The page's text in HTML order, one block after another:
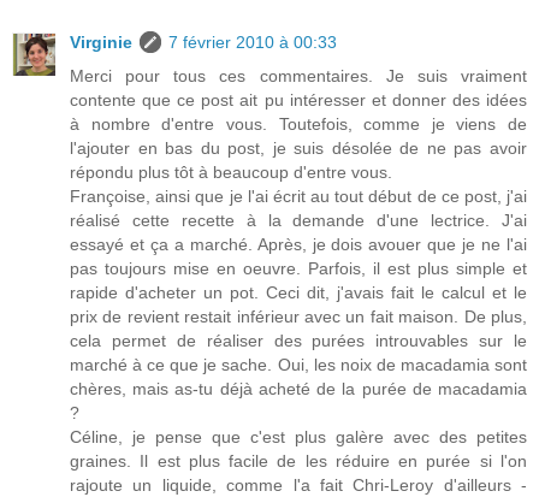
Virginie
7 février 2010 à 00:33
Merci pour tous ces commentaires. Je suis vraiment
contente que ce post ait pu intéresser et donner des idées
à nombre d'entre vous. Toutefois, comme je viens de
l'ajouter en bas du post, je suis désolée de ne pas avoir
répondu plus tôt à beaucoup d'entre vous.
Françoise, ainsi que je l'ai écrit au tout début de ce post, j'ai
réalisé cette recette à la demande d'une lectrice. J'ai
essayé et ça a marché. Après, je dois avouer que je ne l'ai
pas toujours mise en oeuvre. Parfois, il est plus simple et
rapide d'acheter un pot. Ceci dit, j'avais fait le calcul et le
prix de revient restait inférieur avec un fait maison. De plus,
cela permet de réaliser des purées introuvables sur le
marché à ce que je sache. Oui, les noix de macadamia sont
chères, mais as-tu déjà acheté de la purée de macadamia
?
Céline, je pense que c'est plus galère avec des petites
graines. Il est plus facile de les réduire en purée si l'on
rajoute un liquide, comme l'a fait Chri-Leroy d'ailleurs -